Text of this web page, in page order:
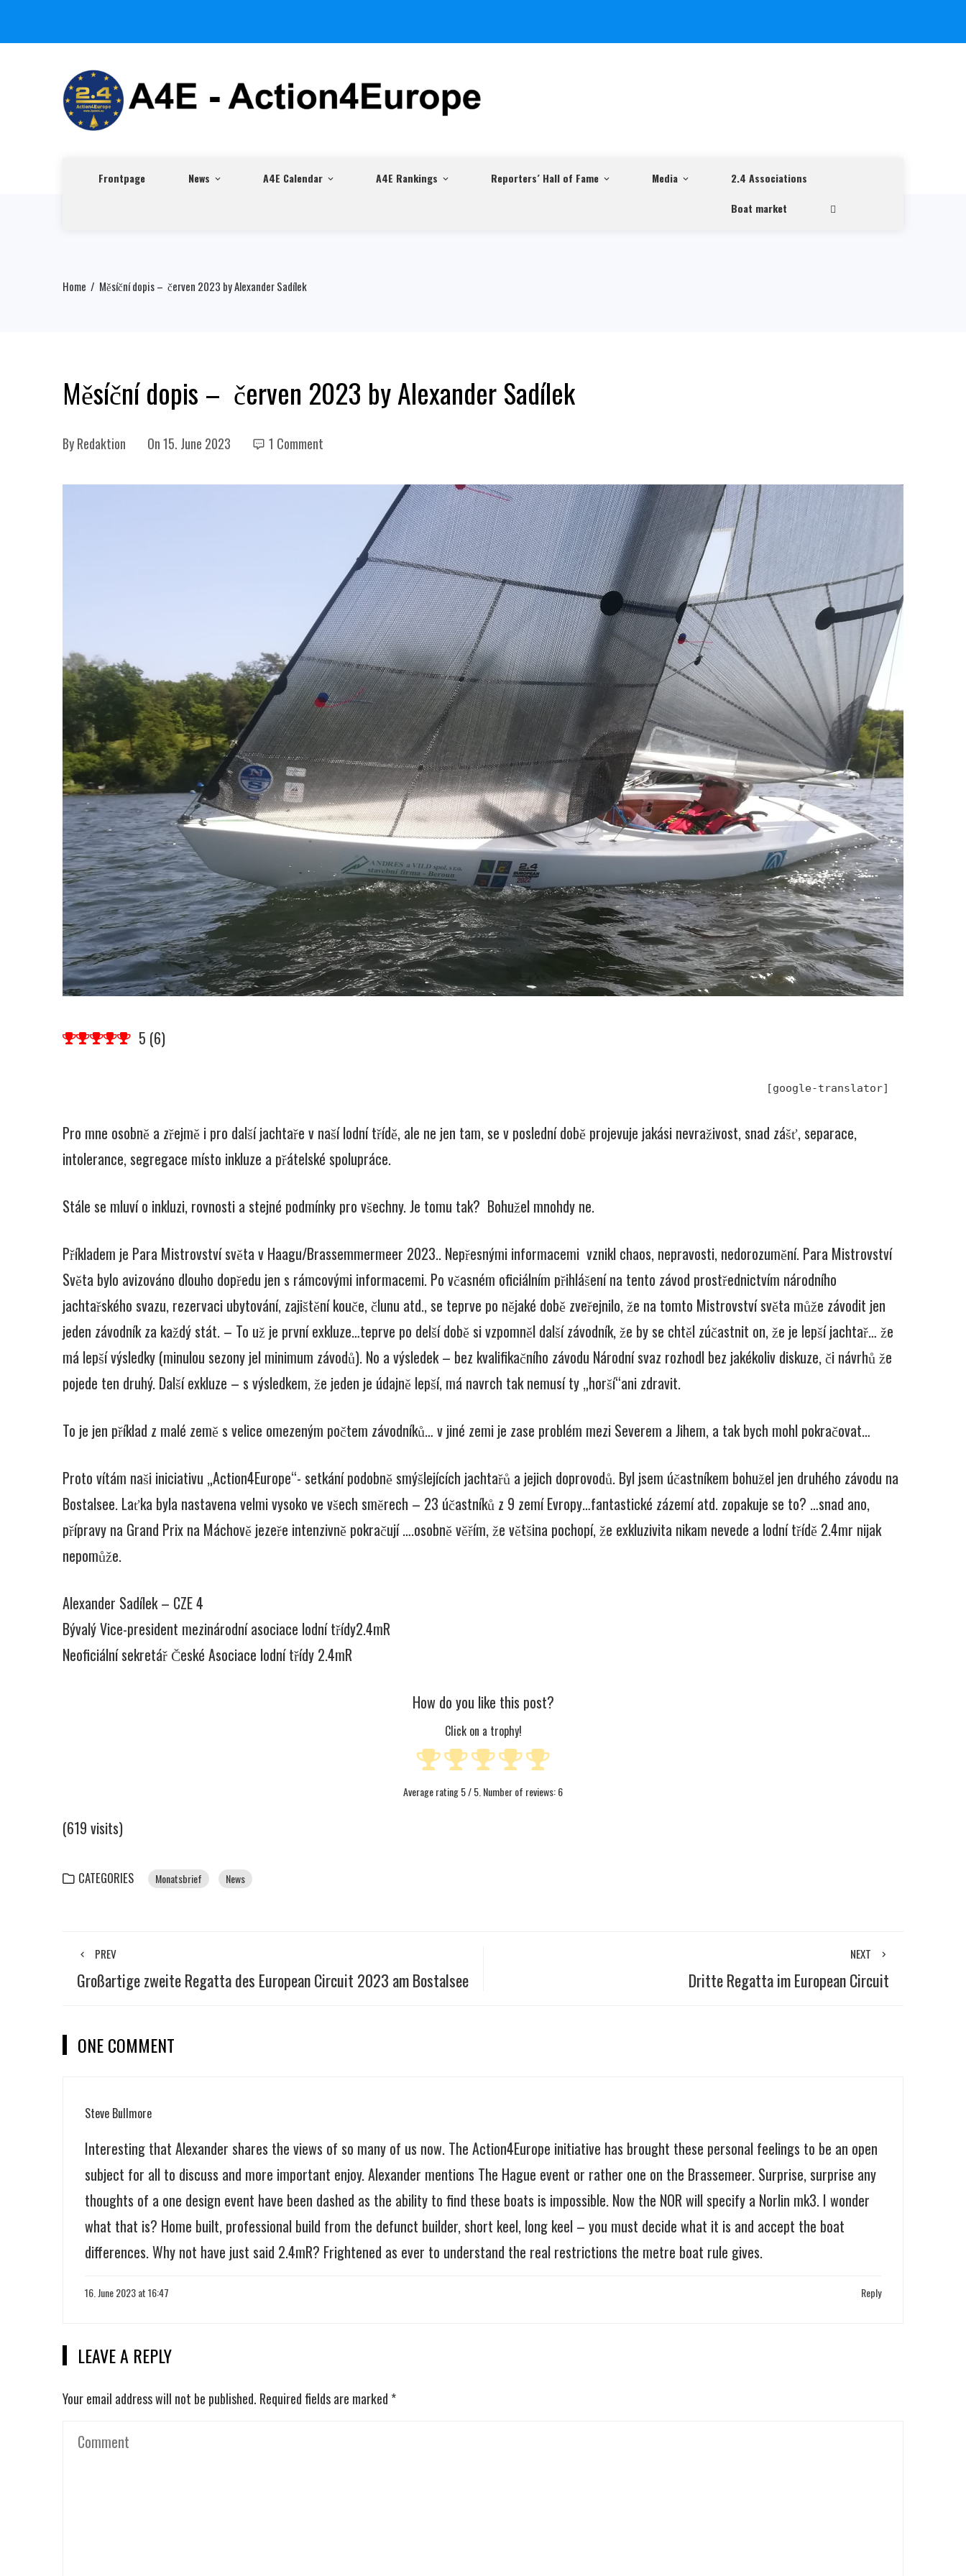
Frontpage News A4E Calendar A4E Rankings Reporters´ Hall of Fame Media
2.4 Associations
Boat market
Home Měsíční dopis – červen 2023 by Alexander Sadílek
Měsíční dopis – červen 2023 by Alexander Sadílek
ByRedaktion On15. June 2023 1 Comment
5 (6)
[google-translator]
Pro mne osobně a zřejmě i pro další jachtaře v naší lodní třídě, ale ne jen tam, se v poslední době projevuje jakási nevraživost, snad zášť, separace,
intolerance, segregace místo inkluze a přátelské spolupráce.
Stále se mluví o inkluzi, rovnosti a stejné podmínky pro všechny. Je tomu tak? Bohužel mnohdy ne.
Příkladem je Para Mistrovství světa v Haagu/Brassemmermeer 2023.. Nepřesnými informacemi vznikl chaos, nepravosti, nedorozumění. Para Mistrovství
Světa bylo avizováno dlouho dopředu jen s rámcovými informacemi. Po včasném oficiálním přihlášení na tento závod prostřednictvím národního
jachtařského svazu, rezervaci ubytování, zajištění kouče, člunu atd., se teprve po nějaké době zveřejnilo, že na tomto Mistrovství světa může závodit jen
jeden závodník za každý stát. – To už je první exkluze…teprve po delší době si vzpomněl další závodník, že by se chtěl zúčastnit on, že je lepší jachtař… že
má lepší výsledky (minulou sezony jel minimum závodů). No a výsledek – bez kvalifikačního závodu Národní svaz rozhodl bez jakékoliv diskuze, či návrhů že
pojede ten druhý. Další exkluze – s výsledkem, že jeden je údajně lepší, má navrch tak nemusí ty „horší“ani zdravit.
To je jen příklad z malé země s velice omezeným počtem závodníků… v jiné zemi je zase problém mezi Severem a Jihem, a tak bych mohl pokračovat…
Proto vítám naši iniciativu „Action4Europe“- setkání podobně smýšlejících jachtařů a jejich doprovodů. Byl jsem účastníkem bohužel jen druhého závodu na
Bostalsee. Laťka byla nastavena velmi vysoko ve všech směrech – 23 účastníků z 9 zemí Evropy…fantastické zázemí atd. zopakuje se to? …snad ano,
přípravy na Grand Prix na Máchově jezeře intenzivně pokračují ….osobně věřím, že většina pochopí, že exkluzivita nikam nevede a lodní třídě 2.4mr nijak
nepomůže.
Alexander Sadílek – CZE 4
Bývalý Vice-president mezinárodní asociace lodní třídy2.4mR
Neoficiální sekretář České Asociace lodní třídy 2.4mR
How do you like this post?
Click on a trophy!
Average rating5/ 5. Number of reviews:6
(619 visits)
CATEGORIES Monatsbrief News
PREV
Großartige zweite Regatta des European Circuit 2023 am Bostalsee
NEXT
Dritte Regatta im European Circuit
ONE COMMENT
Steve Bullmore
Interesting that Alexander shares the views of so many of us now. The Action4Europe initiative has brought these personal feelings to be an open
subject for all to discuss and more important enjoy. Alexander mentions The Hague event or rather one on the Brassemeer. Surprise, surprise any
thoughts of a one design event have been dashed as the ability to find these boats is impossible. Now the NOR will specify a Norlin mk3. I wonder
what that is? Home built, professional build from the defunct builder, short keel, long keel – you must decide what it is and accept the boat
differences. Why not have just said 2.4mR? Frightened as ever to understand the real restrictions the metre boat rule gives.
16. June 2023 at 16:47 Reply
LEAVE A REPLY
Your email address will not be published. Required fields are marked *